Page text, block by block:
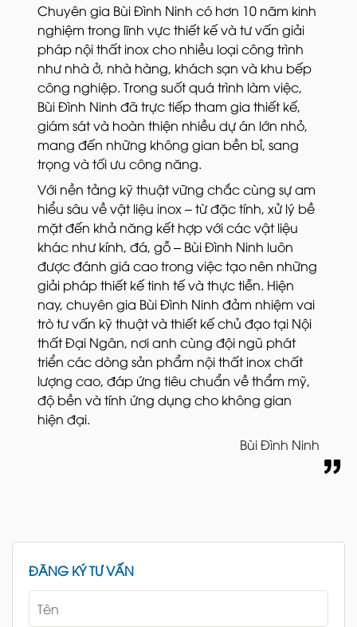
Chuyên gia Bùi Đình Ninh có hơn 10 năm kinh
nghiệm trong lĩnh vực thiết kế và tư vấn giải
pháp nội thất inox cho nhiều loại công trình
như nhà ở, nhà hàng, khách sạn và khu bếp
công nghiệp. Trong suốt quá trình làm việc,
Bùi Đình Ninh đã trực tiếp tham gia thiết kế,
giám sát và hoàn thiện nhiều dự án lớn nhỏ,
mang đến những không gian bền bỉ, sang
trọng và tối ưu công năng.
Với nền tảng kỹ thuật vững chắc cùng sự am
hiểu sâu về vật liệu inox – từ đặc tính, xử lý bề
mặt đến khả năng kết hợp với các vật liệu
khác như kính, đá, gỗ – Bùi Đình Ninh luôn
được đánh giá cao trong việc tạo nên những
giải pháp thiết kế tinh tế và thực tiễn. Hiện
nay, chuyên gia Bùi Đình Ninh đảm nhiệm vai
trò tư vấn kỹ thuật và thiết kế chủ đạo tại Nội
thất Đại Ngân, nơi anh cùng đội ngũ phát
triển các dòng sản phẩm nội thất inox chất
lượng cao, đáp ứng tiêu chuẩn về thẩm mỹ,
độ bền và tính ứng dụng cho không gian
hiện đại.
Bùi Đình Ninh
ĐĂNG KÝ TƯ VẤN